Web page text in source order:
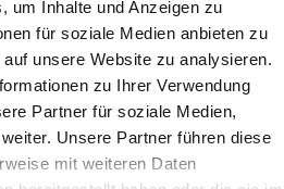
um Inhalte und Anzeigen zu
für soziale Medien anbieten zu
unsere Website zu analysieren.
zu Ihrer Verwendung
Partner für soziale Medien,
Unsere Partner führen diese
mit weiteren Daten
„Summe Aktiva“ und
Beträge müssen
im Technischen Leitfaden: